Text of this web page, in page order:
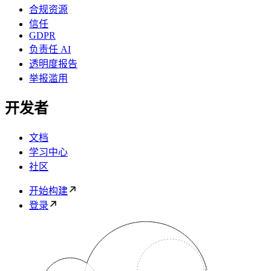
合规资源
信任
GDPR
负责任 AI
透明度报告
举报滥用
开发者
文档
学习中心
社区
开始构建
登录